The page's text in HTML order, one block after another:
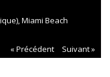
Miami Beach
« Précédent
Suivant »